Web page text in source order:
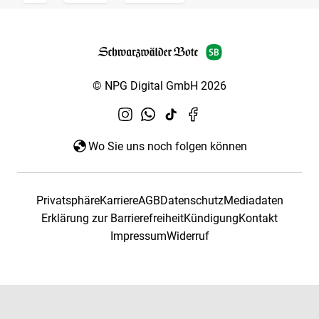
© NPG Digital GmbH 2026
Wo Sie uns noch folgen können
PrivatsphäreKarriereAGBDatenschutzMediadaten
Erklärung zur BarrierefreiheitKündigungKontakt
ImpressumWiderruf